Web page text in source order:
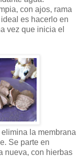
con ajos, rama
es hacerlo en
vez que inicia el
la membrana
Se parte en
nueva, con hierbas